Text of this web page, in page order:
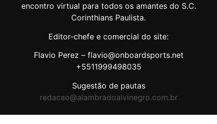
encontro virtual para todos os amantes do S.C.
Corinthians Paulista.
Editor-chefe e comercial do site:
Flavio Perez – flavio@onboardsports.net
+5511999498035
Sugestão de pautas
redacao@alambradoalvinegro.com.br